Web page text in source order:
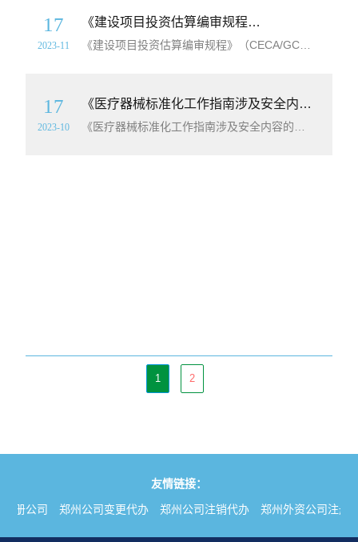
17
2023-11
《建设项目投资估算编审规程》（CECA/GC1-2015）【全文附高清无水印PDF+DOC/Word版下载】
17
2023-10
《医疗器械标准化工作指南涉及安全内容的标准制定》（YY/T1473-2023）【全文附高清无水印PDF+DOC/Word版下载】
1 2
友情链接：
册公司
郑州公司变更代办 郑州公司注销代办 郑州外资公司注册